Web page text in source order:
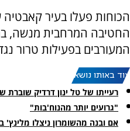
הכוחות פעלו בעיר
החטיבה המרחבית מנשה,
המעורבים בפעילות טרור
עוד באותו נושא:
רעייתו של טל ינון דרדיק שוברת
"גרועים יותר מהנוח'בות"
אם ובנה מהשומרון ניצלו מלינץ'